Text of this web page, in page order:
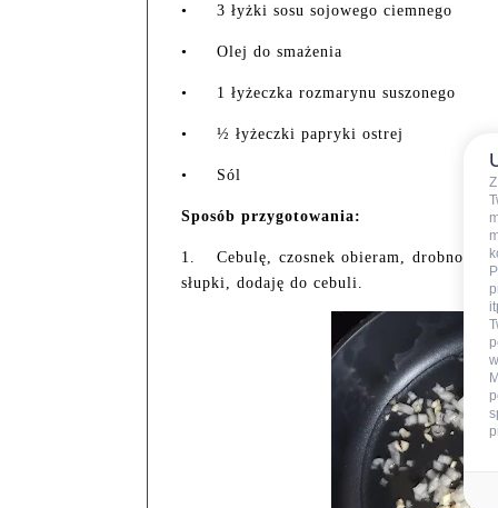
• 3 łyżki sosu sojowego ciemnego
• Olej do smażenia
• 1 łyżeczka rozmarynu suszonego
• ½ łyżeczki papryki ostrej
• Sól
Sposób przygotowania:
1.
Cebulę, czosnek obieram, drobno
słupki, dodaję do cebuli.